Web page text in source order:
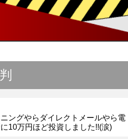
ングやらダイレクトメールやら電
10万円ほど投資しました!!(涙)